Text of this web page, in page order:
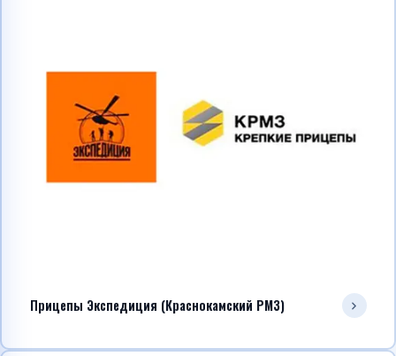
Прицепы Экспедиция (Краснокамский РМЗ)